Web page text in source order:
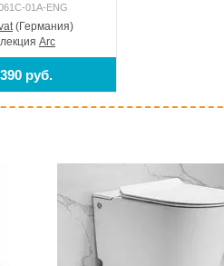
01A-ENG
(Германия)
Arc
руб.